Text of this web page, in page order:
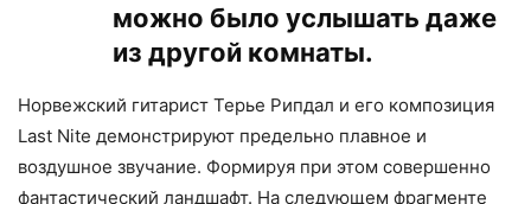
можно было услышать даже
из другой комнаты.
Норвежский гитарист Терье Рипдал и его композиция
Last Nite демонстрируют предельно плавное и
воздушное звучание. Формируя при этом совершенно
фантастический ландшафт. На следующем фрагменте